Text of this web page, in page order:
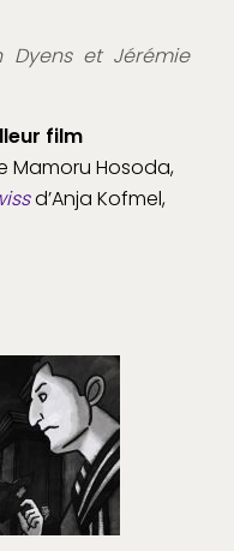
Dyens et Jérémie
film
Mamoru Hosoda,
d’Anja Kofmel,